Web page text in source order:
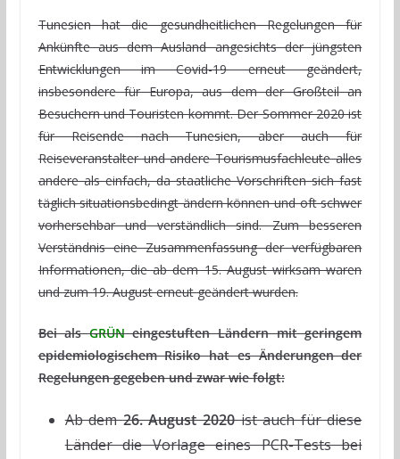
Tunesien hat die gesundheitlichen Regelungen für
Ankünfte aus dem Ausland angesichts der jüngsten
Entwicklungen im Covid-19 erneut geändert,
insbesondere für Europa, aus dem der Großteil an
Besuchern und Touristen kommt. Der Sommer 2020 ist
für Reisende nach Tunesien, aber auch für
Reiseveranstalter und andere Tourismusfachleute alles
andere als einfach, da staatliche Vorschriften sich fast
täglich situationsbedingt ändern können und oft schwer
vorhersehbar und verständlich sind. Zum besseren
Verständnis eine Zusammenfassung der verfügbaren
Informationen, die ab dem 15. August wirksam waren
und zum 19. August erneut geändert wurden.
Bei alsGRÜNeingestuften Ländern mit geringem
epidemiologischem Risiko hat es Änderungen der
Regelungen gegeben und zwar wie folgt:
Ab dem26. August 2020ist auch für diese
Länder die Vorlage eines PCR-Tests bei